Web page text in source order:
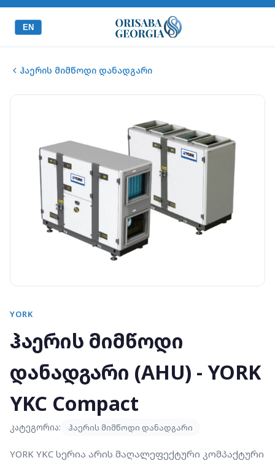
EN
ჰაერის მიმწოდი დანადგარი
YORK
ჰაერის მიმწოდი
დანადგარი (AHU) - YORK
YKC Compact
კატეგორია: ჰაერის მიმწოდი დანადგარი
YORK YKC სერია არის მაღალეფექტური კომპაქტური